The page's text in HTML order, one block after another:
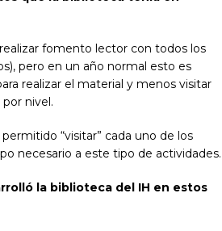
fomento lector con todos los
pero en un año normal esto es
realizar el material y menos visitar
nivel.
“visitar” cada uno de los
necesario a este tipo de actividades.
la biblioteca del IH en estos